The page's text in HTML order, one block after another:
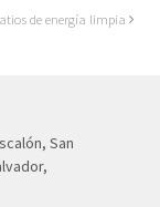
de energía limpia
San